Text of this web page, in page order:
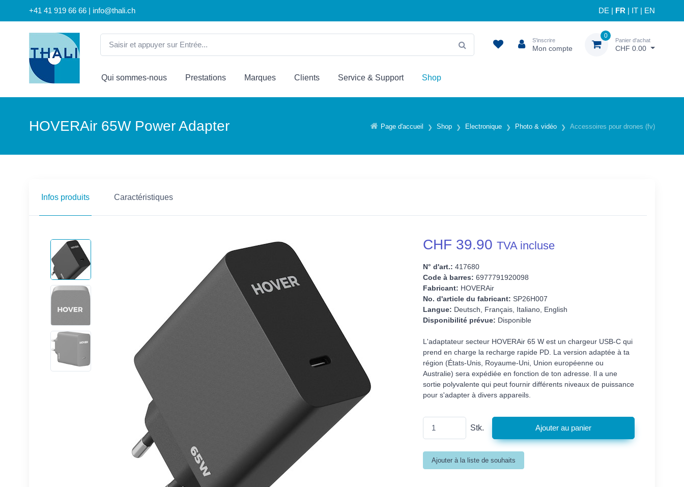
+41 41 919 66 66 | info@thali.ch DE FR IT EN
S'inscrire
Mon compte
0
Panier d'achat
CHF 0.00
Qui sommes-nous Prestations Marques Clients Service & Support Shop
Page d'accueil Shop Electronique Photo & vidéo Accessoires pour drones (fv)
HOVERAir 65W Power Adapter
Infos produits Caractéristiques
CHF 39.90 TVA incluse
N° d'art.: 417680
Code à barres: 6977791920098
Fabricant: HOVERAir
No. d'article du fabricant: SP26H007
Langue: Deutsch, Français, Italiano, English
Disponibilité prévue: Disponible
L'adaptateur secteur HOVERAir 65 W est un chargeur USB-C qui
prend en charge la recharge rapide PD. La version adaptée à ta
région (États-Unis, Royaume-Uni, Union européenne ou
Australie) sera expédiée en fonction de ton adresse. Il a une
sortie polyvalente qui peut fournir différents niveaux de puissance
pour s'adapter à divers appareils.
Stk.